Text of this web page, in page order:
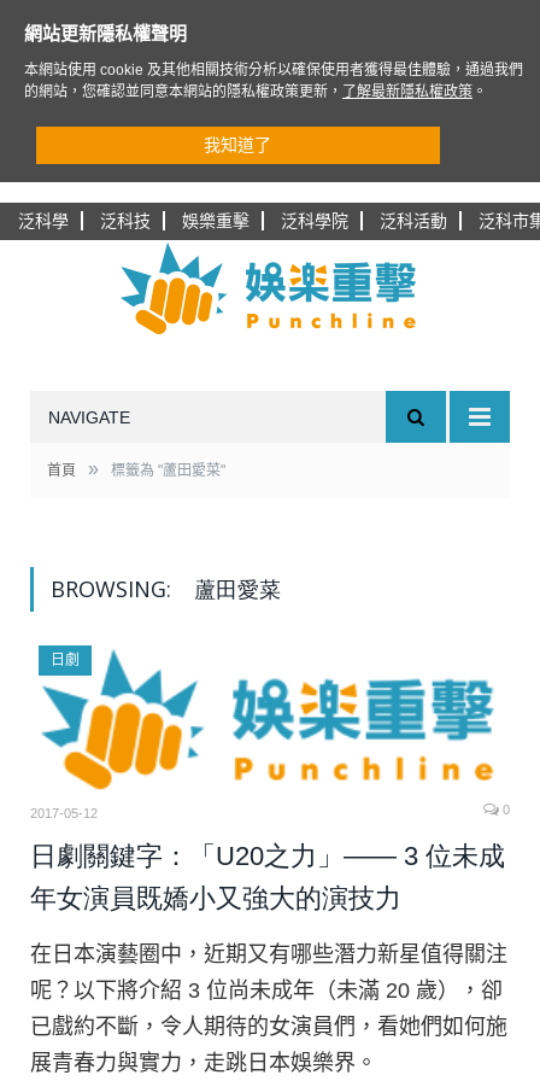
泛科學 泛科技 娛樂重擊 泛科學院 泛科活動 泛科市
NAVIGATE
首頁 » 標籤為 "蘆田愛菜"
BROWSING: 蘆田愛菜
日劇
2017-05-12 0
日劇關鍵字：「U20之力」—— 3 位未成
年女演員既嬌小又強大的演技力
在日本演藝圈中，近期又有哪些潛力新星值得關注
呢？以下將介紹 3 位尚未成年（未滿 20 歲），卻
已戲約不斷，令人期待的女演員們，看她們如何施
展青春力與實力，走跳日本娛樂界。
網站更新隱私權聲明
本網站使用 cookie 及其他相關技術分析以確保使用者獲得最佳體驗，通過我們
的網站，您確認並同意本網站的隱私權政策更新，
了解最新隱私權政策 。
我知道了